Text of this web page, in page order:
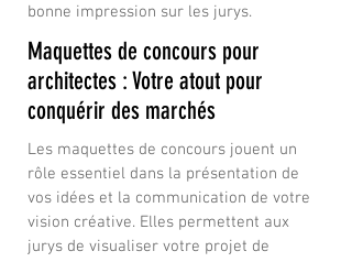
bonne impression sur les jurys.
Maquettes de concours pour
architectes : Votre atout pour
conquérir des marchés
Les maquettes de concours jouent un
rôle essentiel dans la présentation de
vos idées et la communication de votre
vision créative. Elles permettent aux
jurys de visualiser votre projet de